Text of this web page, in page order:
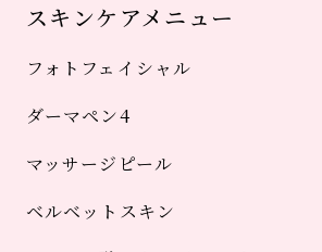
スキンケアメニュー
フォトフェイシャル
ダーマペン4
マッサージピール
ベルベットスキン